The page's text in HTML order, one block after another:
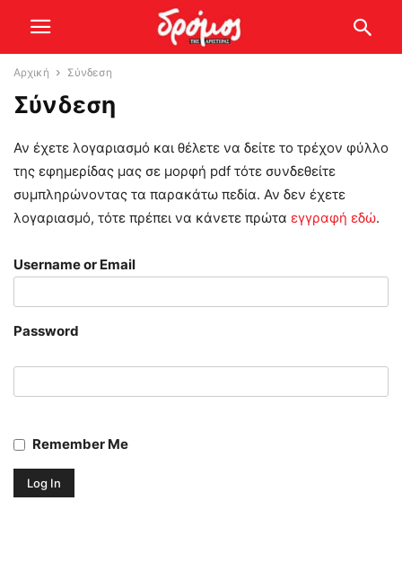
Αρχική Σύνδεση
Σύνδεση
Αν έχετε λογαριασμό και θέλετε να δείτε το τρέχον φύλλο
της εφημερίδας μας σε μορφή pdf τότε συνδεθείτε
συμπληρώνοντας τα παρακάτω πεδία. Αν δεν έχετε
λογαριασμό, τότε πρέπει να κάνετε πρώτα εγγραφή εδώ.
Username or Email
Password
Remember Me